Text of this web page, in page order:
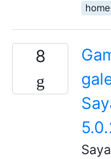
8